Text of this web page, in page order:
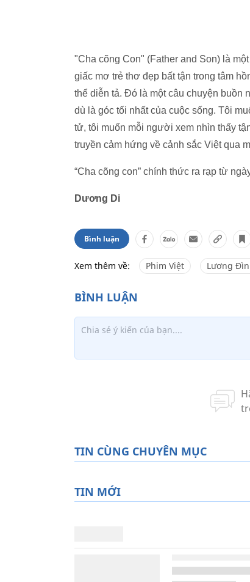
"Cha cõng Con" (Father and Son) là
giấc mơ trẻ thơ đẹp bất tận trong tâm
thể diễn tả. Đó là một câu chuyện buồn
dù là góc tối nhất của cuộc sống. Tôi
tử, tôi muốn mỗi người xem nhìn thấy
truyền cảm hứng về cảnh sắc Việt qua
“Cha cõng con” chính thức ra rạp từ
Dương Di
Bình luận
Xem thêm về: Phim Việt Lương
TIN CÙNG CHUYÊN MỤC
TIN MỚI